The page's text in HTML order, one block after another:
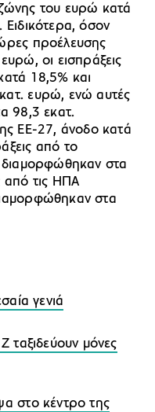
του ευρώ κατά
όσον
προέλευσης
οι εισπράξεις
18,5% και
ευρώ, ενώ αυτές
98,3 εκατ.
ΕΕ-27, άνοδο κατά
από το
διαμορφώθηκαν στα
τις ΗΠΑ
στα
γενιά
ταξιδεύουν μόνες
στο κέντρο της